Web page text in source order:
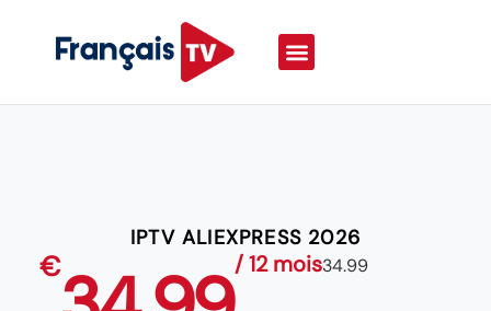
IPTV ALIEXPRESS 2026
€ / 12 mois34.99